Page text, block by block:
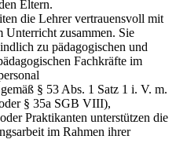
Eltern.
die Lehrer vertrauensvoll mit
Unterricht zusammen. Sie
zu pädagogischen und
Fachkräfte im
§ 53 Abs. 1 Satz 1 i. V. m.
§ 35a SGB VIII),
Praktikanten unterstützen die
im Rahmen ihrer